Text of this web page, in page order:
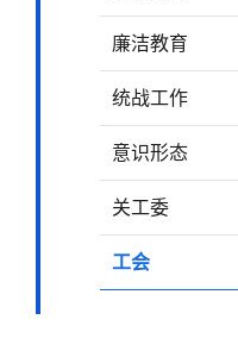
廉洁教育
统战工作
意识形态
关工委
工会